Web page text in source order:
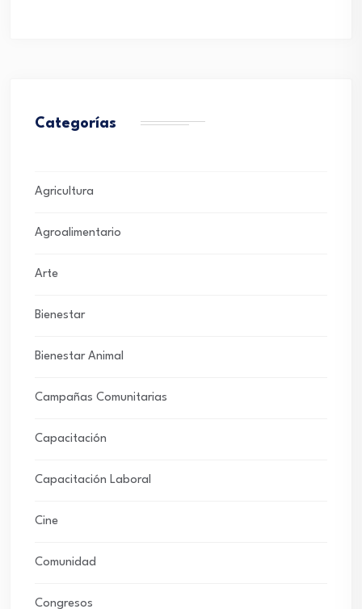
Categorías
Agricultura
Agroalimentario
Arte
Bienestar
Bienestar Animal
Campañas Comunitarias
Capacitación
Capacitación Laboral
Cine
Comunidad
Congresos